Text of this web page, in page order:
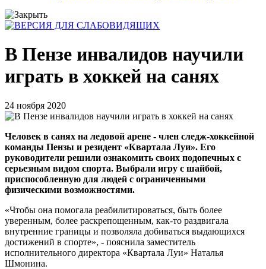
В Пензе инвалидов научили
играть в хоккей на санях
24 ноября 2020
Человек в санях на ледовой арене - член следж-хоккейной
команды Пензы и резидент «Квартала Луи». Его
руководители решили ознакомить своих подопечных с
серьезным видом спорта. Выбрали игру с шайбой,
приспособленную для людей с ограниченными
физическими возможностями.
«Чтобы она помогала реабилитироваться, быть более
уверенным, более раскрепощенным, как-то раздвигала
внутренние границы и позволяла добиваться выдающихся
достижений в спорте», - пояснила заместитель
исполнительного директора «Квартала Луи» Наталья
Шмонина.